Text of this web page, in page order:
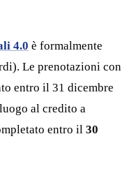
4.0 è formalmente
Le prenotazioni con
entro il 31 dicembre
al credito a
entro il 30